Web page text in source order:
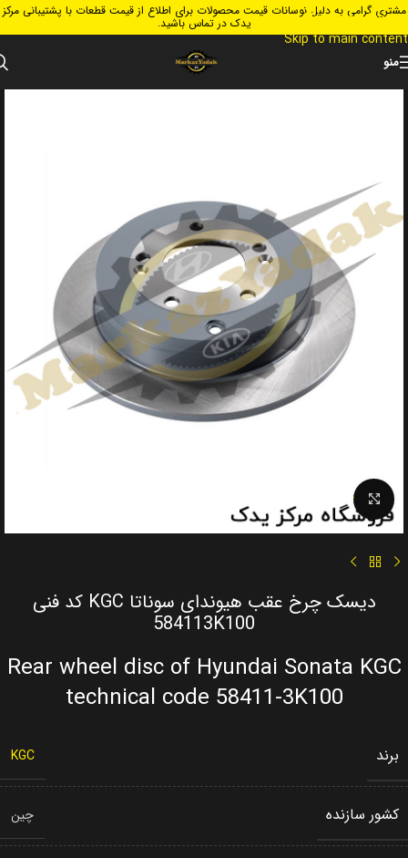
Skip to navigation
Skip to main content
مشتری گرامی به دلیل نوسانات قیمت محصولات برای اطلاع از قیمت قطعات با پشتیبانی مرکز
یدک در تماس باشید.
منو
Click to enlarge
دیسک چرخ عقب هیوندای سوناتا KGC کد فنی
584113K100
Rear wheel disc of Hyundai Sonata KGC
technical code 58411-3K100
برند KGC
کشور سازنده چین